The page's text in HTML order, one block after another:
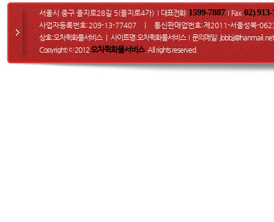
서울시 중구 을지로28길 5(을지로4가) I 대표전화: 1599-7887 I Fax:02)
사업자등록번호:209-13-77407 ㅣ 통신판매업번호:제2011-서울성북-
상호:오차퀵화물서비스 ㅣ 사이트명:오차퀵화물서비스 I 문의메일: jbbbjj@hanmail.net
Copyright ⓒ 2012오차퀵화물서비스. All rights reserved.